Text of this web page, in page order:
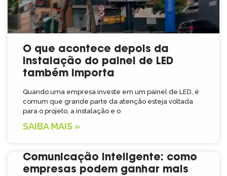
O que acontece depois da
instalação do painel de LED
também importa
Quando uma empresa investe em um painel de LED, é
comum que grande parte da atenção esteja voltada
para o projeto, a instalação e o
SAIBA MAIS »
Comunicação inteligente: como
empresas podem ganhar mais